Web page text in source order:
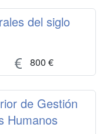
del siglo
800 €
de Gestión
Humanos